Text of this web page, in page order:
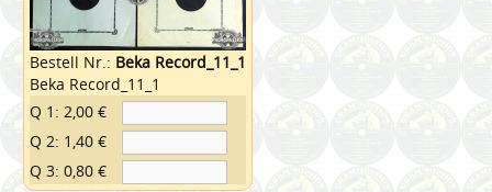
Bestell Nr.: Beka Record_11_1
Beka Record_11_1
Q 1: 2,00 €
Q 2: 1,40 €
Q 3: 0,80 €